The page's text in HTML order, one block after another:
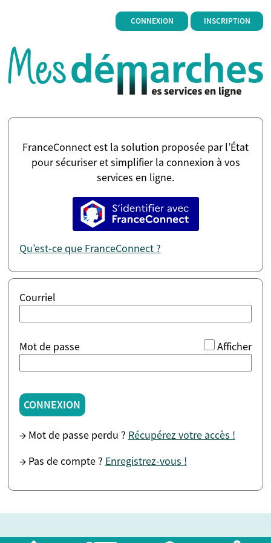
CONNEXION INSCRIPTION
FranceConnect est la solution proposée par l’État
pour sécuriser et simplifier la connexion à vos
services en ligne.
S’identifier avec
Qu’est-ce que FranceConnect ?
Courriel
Mot de passe Afficher
CONNEXION
→ Mot de passe perdu ? Récupérez votre accès !
→ Pas de compte ? Enregistrez-vous !